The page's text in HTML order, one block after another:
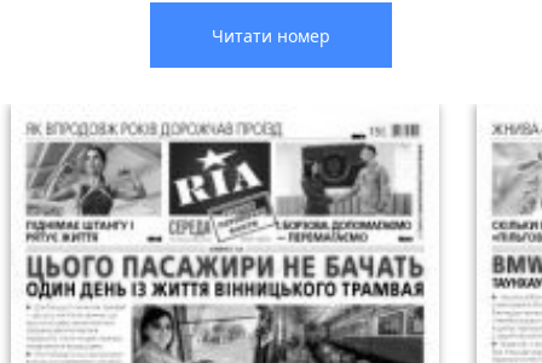
Читати номер